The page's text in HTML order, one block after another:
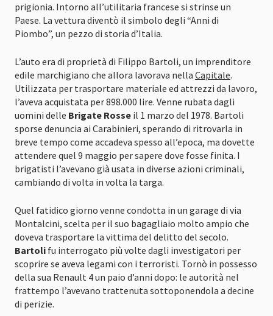
prigionia. Intorno all’utilitaria francese si strinse un
Paese. La vettura diventò il simbolo degli “Anni di
Piombo”, un pezzo di storia d’Italia.
L’auto era di proprietà di Filippo Bartoli, un imprenditore
edile marchigiano che allora lavorava nella Capitale.
Utilizzata per trasportare materiale ed attrezzi da lavoro,
l’aveva acquistata per 898.000 lire. Venne rubata dagli
uomini delle Brigate Rosse il 1 marzo del 1978. Bartoli
sporse denuncia ai Carabinieri, sperando di ritrovarla in
breve tempo come accadeva spesso all’epoca, ma dovette
attendere quel 9 maggio per sapere dove fosse finita. I
brigatisti l’avevano già usata in diverse azioni criminali,
cambiando di volta in volta la targa.
Quel fatidico giorno venne condotta in un garage di via
Montalcini, scelta per il suo bagagliaio molto ampio che
doveva trasportare la vittima del delitto del secolo.
Bartoli fu interrogato più volte dagli investigatori per
scoprire se aveva legami con i terroristi. Tornò in possesso
della sua Renault 4 un paio d’anni dopo: le autorità nel
frattempo l’avevano trattenuta sottoponendola a decine
di perizie.